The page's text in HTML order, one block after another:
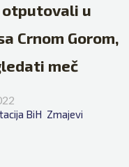
otputovali u
Crnom Gorom,
meč
BiH Zmajevi